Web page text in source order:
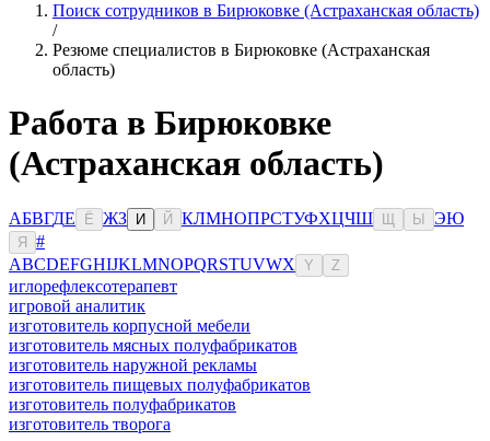
Поиск сотрудников в Бирюковке (Астраханская область)
/
Резюме специалистов в Бирюковке (Астраханская
область)
Работа в Бирюковке
(Астраханская область)
АБВГДЕ Ё ЖЗ И Й КЛМНОПРСТУФХЦЧШ Ы ЭЮ
Я
#
ABCDEFGHIJKLMNOPQRSTUVWX Y Z
иглорефлексотерапевт
игровой аналитик
изготовитель корпусной мебели
изготовитель мясных полуфабрикатов
изготовитель наружной рекламы
изготовитель пищевых полуфабрикатов
изготовитель полуфабрикатов
изготовитель творога